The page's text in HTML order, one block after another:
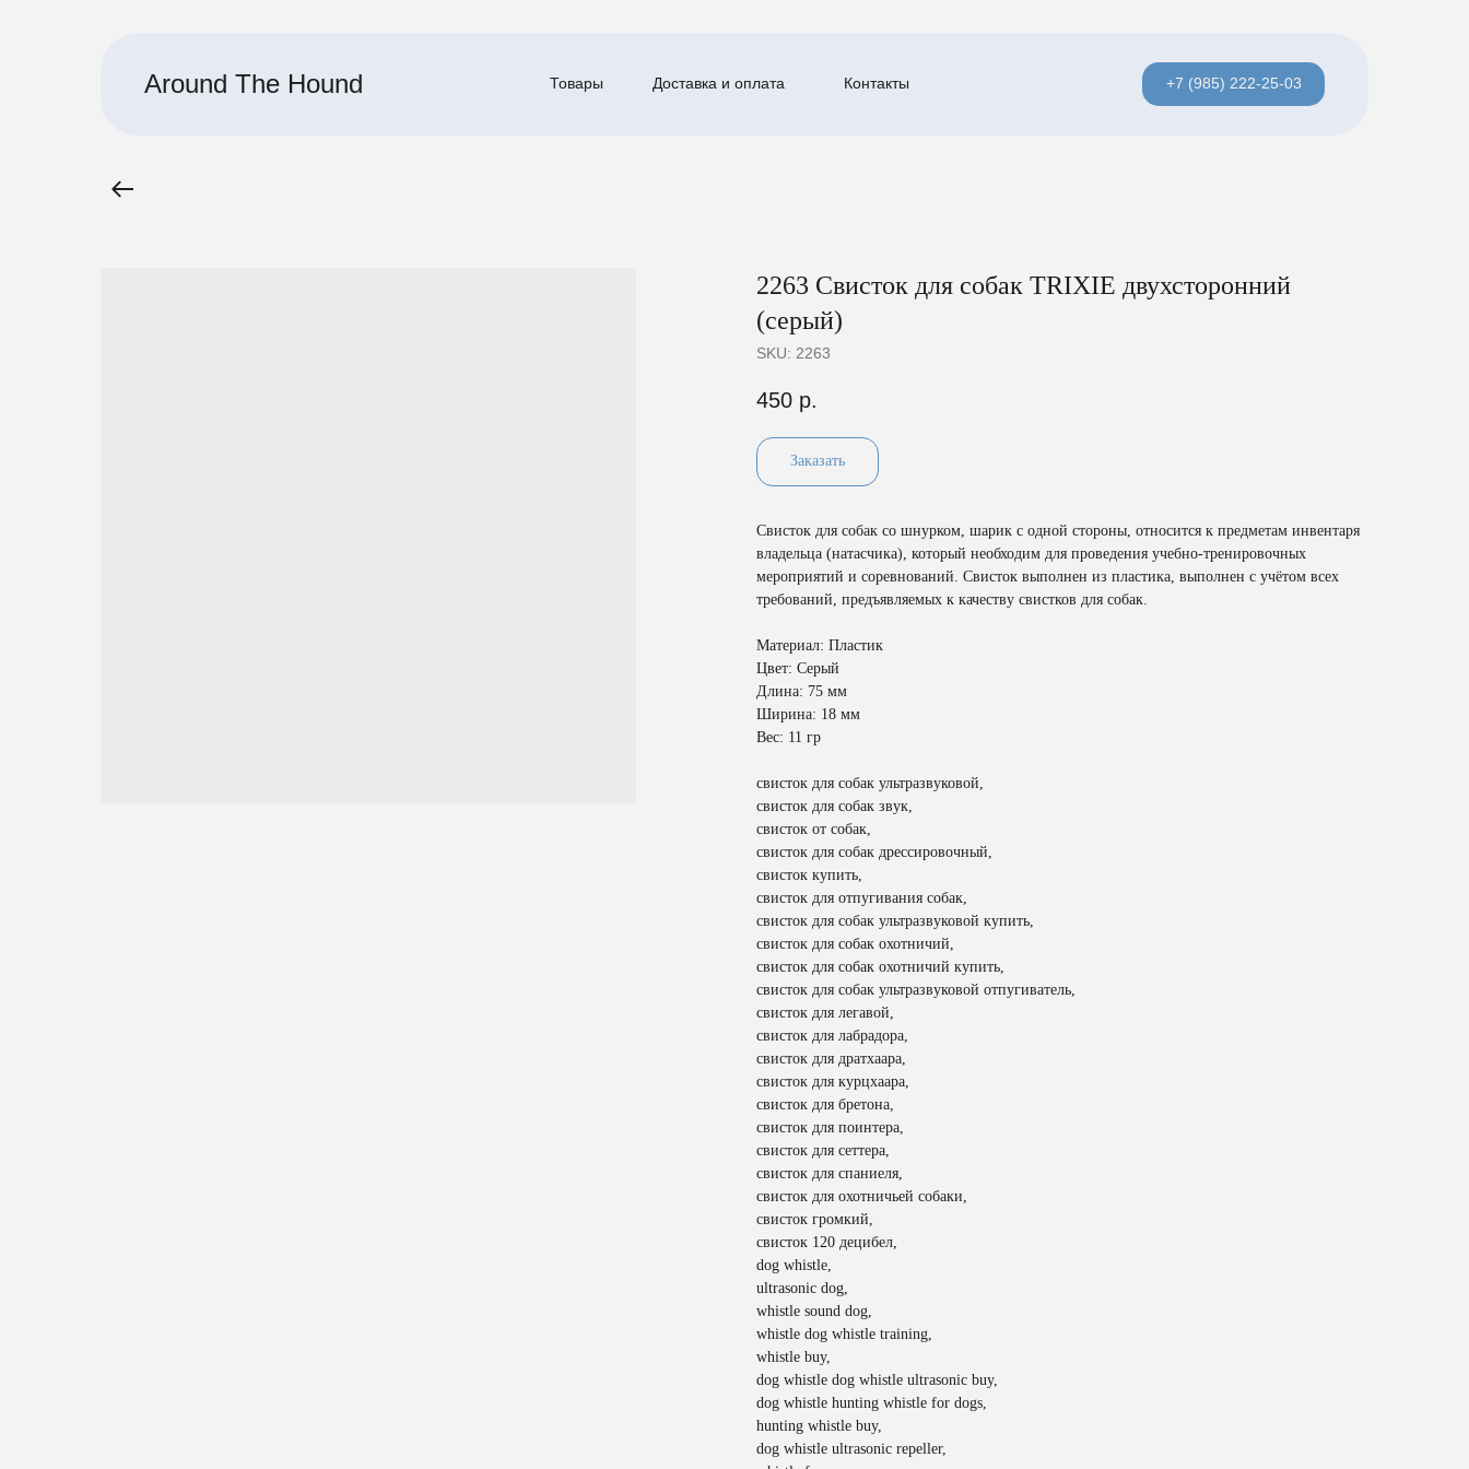
Around The Hound Товары Доставка и оплата Контакты +7 (985) 222-25-03
2263 Свисток для собак TRIXIE двухсторонний
(серый)
SKU: 2263
450 р.
Заказать
Свисток для собак со шнурком, шарик с одной стороны, относится к предметам инвентаря
владельца (натасчика), который необходим для проведения учебно-тренировочных
мероприятий и соревнований. Свисток выполнен из пластика, выполнен с учётом всех
требований, предъявляемых к качеству свистков для собак.
Материал: Пластик
Цвет: Серый
Длина: 75 мм
Ширина: 18 мм
Вес: 11 гр
свисток для собак ультразвуковой,
свисток для собак звук,
свисток от собак,
свисток для собак дрессировочный,
свисток купить,
свисток для отпугивания собак,
свисток для собак ультразвуковой купить,
свисток для собак охотничий,
свисток для собак охотничий купить,
свисток для собак ультразвуковой отпугиватель,
свисток для легавой,
свисток для лабрадора,
свисток для дратхаара,
свисток для курцхаара,
свисток для бретона,
свисток для поинтера,
свисток для сеттера,
свисток для спаниеля,
свисток для охотничьей собаки,
свисток громкий,
свисток 120 децибел,
dog whistle,
ultrasonic dog,
whistle sound dog,
whistle dog whistle training,
whistle buy,
dog whistle dog whistle ultrasonic buy,
dog whistle hunting whistle for dogs,
hunting whistle buy,
dog whistle ultrasonic repeller,